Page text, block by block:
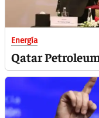
Energía
Qatar